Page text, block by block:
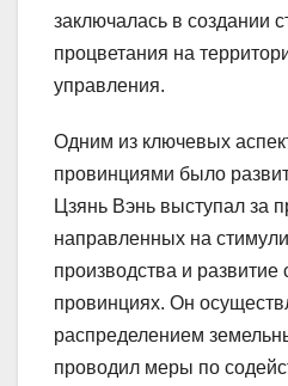
заключалась в создании
процветания на
управления.
Одним из ключевых
провинциями было
Цзянь Вэнь выступал за
направленных на
производства и развитие
провинциях. Он
распределением
проводил меры по